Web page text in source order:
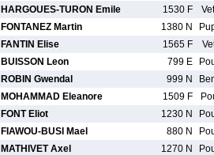
HARGOUES-TURON Emile 1530 F
FONTANEZ Martin 1380 N
FANTIN Elise 1565 F
BUISSON Leon 799 E
ROBIN Gwendal 999 N
MOHAMMAD Eleanore 1509 F
FONT Eliot 1230 N
FIAWOU-BUSI Mael 880 N
MATHIVET Axel 1270 N